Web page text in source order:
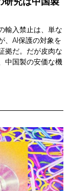
輸入禁止は、単な
、AI保護の対象を
拠だ。だが皮肉な
中国製の安価な機